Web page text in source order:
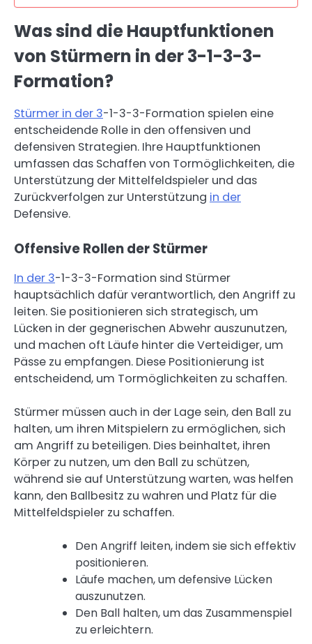
Was sind die Hauptfunktionen
von Stürmern in der 3-1-3-3-
Formation?
Stürmer in der 3-1-3-3-Formation spielen eine
entscheidende Rolle in den offensiven und
defensiven Strategien. Ihre Hauptfunktionen
umfassen das Schaffen von Tormöglichkeiten, die
Unterstützung der Mittelfeldspieler und das
Zurückverfolgen zur Unterstützung in der
Defensive.
Offensive Rollen der Stürmer
In der 3-1-3-3-Formation sind Stürmer
hauptsächlich dafür verantwortlich, den Angriff zu
leiten. Sie positionieren sich strategisch, um
Lücken in der gegnerischen Abwehr auszunutzen,
und machen oft Läufe hinter die Verteidiger, um
Pässe zu empfangen. Diese Positionierung ist
entscheidend, um Tormöglichkeiten zu schaffen.
Stürmer müssen auch in der Lage sein, den Ball zu
halten, um ihren Mitspielern zu ermöglichen, sich
am Angriff zu beteiligen. Dies beinhaltet, ihren
Körper zu nutzen, um den Ball zu schützen,
während sie auf Unterstützung warten, was helfen
kann, den Ballbesitz zu wahren und Platz für die
Mittelfeldspieler zu schaffen.
Den Angriff leiten, indem sie sich effektiv
positionieren.
Läufe machen, um defensive Lücken
auszunutzen.
Den Ball halten, um das Zusammenspiel
zu erleichtern.